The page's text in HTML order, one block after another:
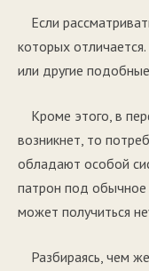
Если
которых
или другие
Кроме этого, в
возникнет, то
обладают особой
патрон под обычное
может получиться
Разбираясь, чем